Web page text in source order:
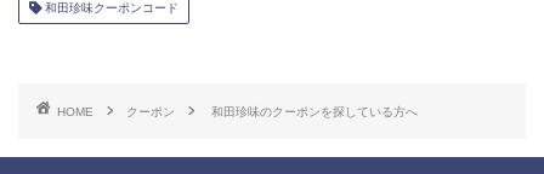
和田珍味クーポンコード
HOME クーポン 和田珍味のクーポンを探している方へ